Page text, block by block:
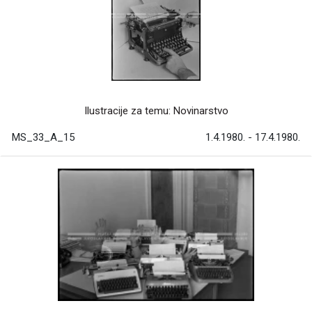
Ilustracije za temu: Novinarstvo
MS_33_A_15 1.4.1980. - 17.4.1980.